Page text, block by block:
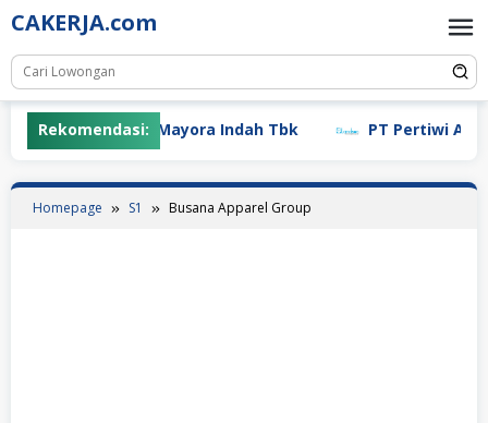
Skip
to
content
CAKERJA.com
Rekomendasi:PT Mayora Indah Tbk PT Pertiwi Agung
Homepage S1 Busana Apparel Group